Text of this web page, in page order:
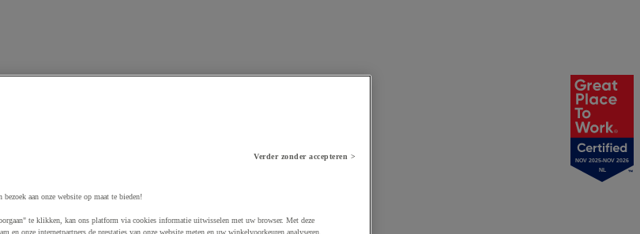
NOV 2025-NOV 2026
NL
Verder zonder accepteren >
aan onze website op maat te bieden!
te klikken, kan ons platform via cookies informatie uitwisselen met uw browser. Met deze
en onze internetpartners de prestaties van onze website meten en uw winkelvoorkeuren analyseren.